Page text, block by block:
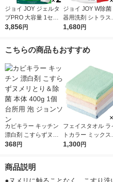
ジョイ JOY ジェルタ
ブPRO 大容量 1セッ
ト（76個入×2袋） 食
3,856円
ジョイ JOY W除菌
器用洗剤 シトラス
レンジの香り 詰め替
P＆G
1,680円
こちらの商品もおすすめ
カビキラー キッチン
漂白剤 こすらずヌメ
リとり＆除菌 本体 40
368円
フェイスタオル ラ
トカラー ミックス
白・黄・青・ピン
1,300円
商品説明